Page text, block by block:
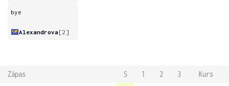
bye
Alexandrova[2]
Zápas S 1 2 3
Kurs